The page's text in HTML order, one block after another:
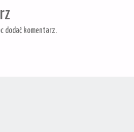
dodać komentarz.